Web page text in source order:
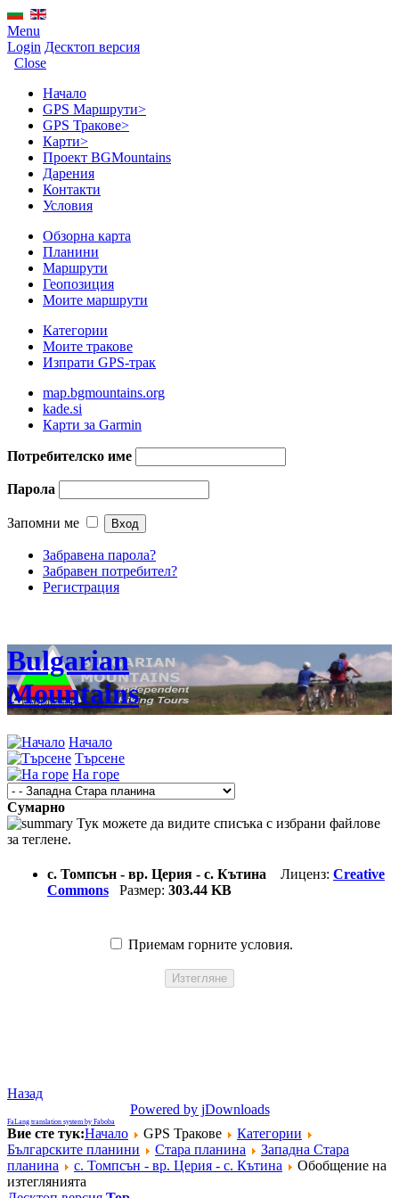
Menu
Login Десктоп версия
Close
Начало
GPS Mаршрути>
GPS Тракове>
Карти>
Проект BGMountains
Дарения
Контакти
Условия
Обзорна карта
Планини
Маршрути
Геопозиция
Моите маршрути
Категории
Моите тракове
Изпрати GPS-трак
map.bgmountains.org
kade.si
Карти за Garmin
Потребителско име
Парола
Запомни ме
Забравена парола?
Забравен потребител?
Регистрация
Bulgarian
Mountains
Начало
Търсене
На горе
Сумарно
Тук можете да видите списъка с избрани файлове
за теглене.
с. Томпсън - вр. Церия - с. Кътина Лиценз: Creative
Commons Размер: 303.44 KB
Приемам горните условия.
Назад
Powered by jDownloads
FaLang translation system by Faboba
Вие сте тук:Начало GPS Тракове
Категории
Българските планини
Стара планина
Западна Стара
планина
с. Томпсън - вр. Церия - с. Кътина
Обобщение на
изтеглянията